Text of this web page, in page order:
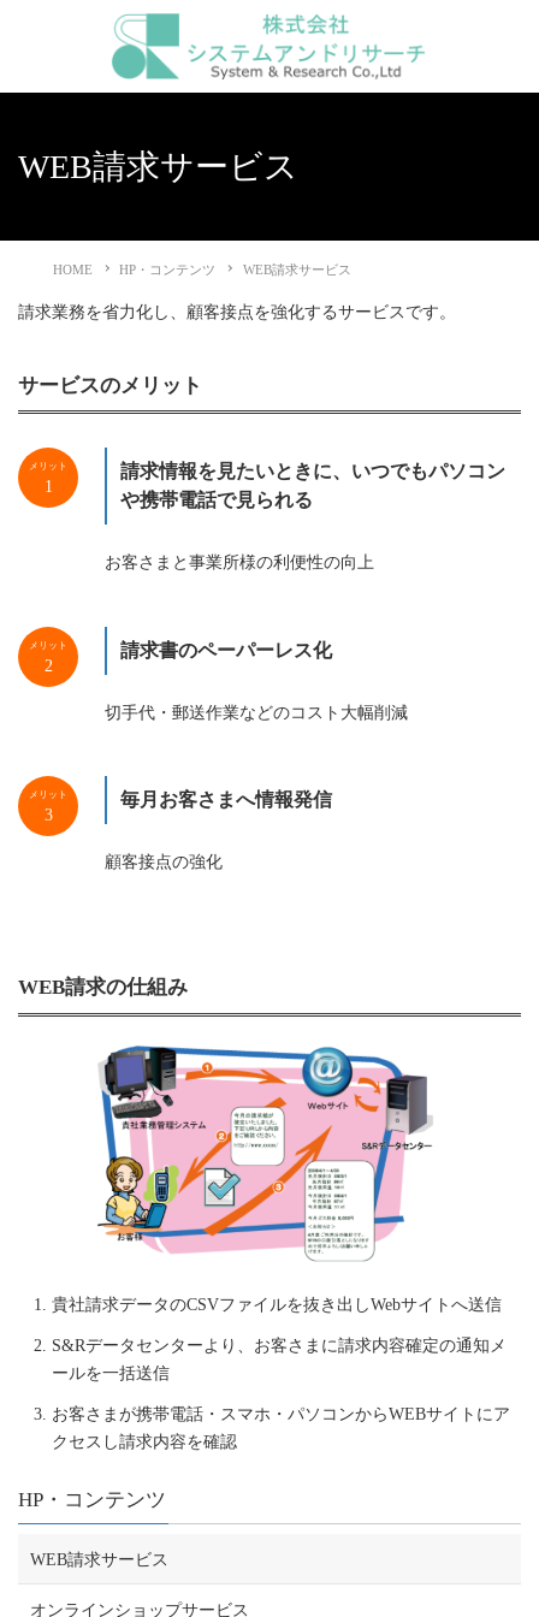
WEB請求サービス
HOME HP・コンテンツ WEB請求サービス
請求業務を省力化し、顧客接点を強化するサービスです。
サービスのメリット
請求情報を見たいときに、いつでもパソコン
や携帯電話で見られる
お客さまと事業所様の利便性の向上
メリット
1
請求書のペーパーレス化
切手代・郵送作業などのコスト大幅削減
メリット
2
毎月お客さまへ情報発信
顧客接点の強化
メリット
3
WEB請求の仕組み
貴社請求データのCSVファイルを抜き出しWebサイトへ送信
S&Rデータセンターより、お客さまに請求内容確定の通知メ
ールを一括送信
お客さまが携帯電話・スマホ・パソコンからWEBサイトにア
クセスし請求内容を確認
HP・コンテンツ
WEB請求サービス
オンラインショップサービス